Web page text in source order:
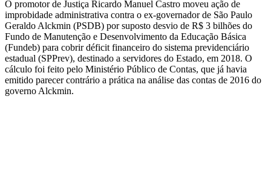
O promotor de Justiça Ricardo Manuel Castro moveu ação de
improbidade administrativa contra o ex-governador de São Paulo
Geraldo Alckmin (PSDB) por suposto desvio de R$ 3 bilhões do
Fundo de Manutenção e Desenvolvimento da Educação Básica
(Fundeb) para cobrir déficit financeiro do sistema previdenciário
estadual (SPPrev), destinado a servidores do Estado, em 2018. O
cálculo foi feito pelo Ministério Público de Contas, que já havia
emitido parecer contrário a prática na análise das contas de 2016 do
governo Alckmin.